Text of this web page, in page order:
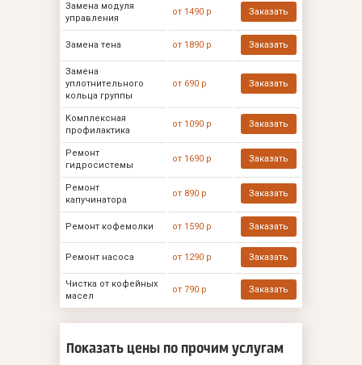
Замена модуля
управления
от 1490 р Заказать
Замена тена от 1890 р Заказать
Замена
уплотнительного
кольца группы
от 690 р Заказать
Комплексная
профилактика
от 1090 р Заказать
Ремонт
гидросистемы
от 1690 р Заказать
Ремонт
капучинатора
от 890 р Заказать
Ремонт кофемолки от 1590 р Заказать
Ремонт насоса от 1290 р Заказать
Чистка от кофейных
масел
от 790 р Заказать
Показать цены по прочим услугам